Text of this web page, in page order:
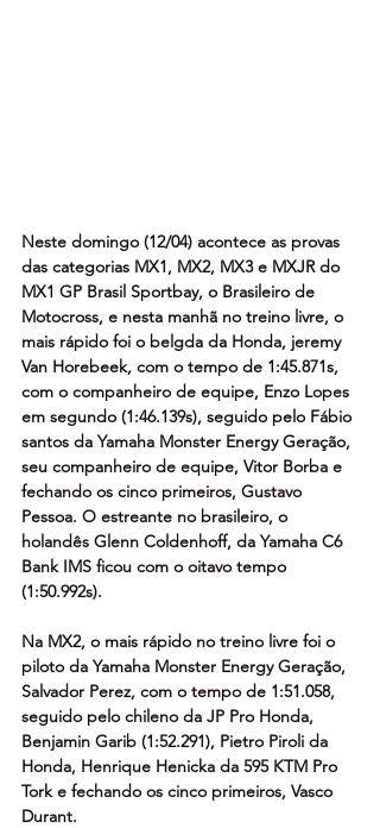
Neste domingo (12/04) acontece as provas
das categorias MX1, MX2, MX3 e MXJR do
MX1 GP Brasil Sportbay, o Brasileiro de
Motocross, e nesta manhã no treino livre, o
mais rápido foi o belgda da Honda, jeremy
Van Horebeek, com o tempo de 1:45.871s,
com o companheiro de equipe, Enzo Lopes
em segundo (1:46.139s), seguido pelo Fábio
santos da Yamaha Monster Energy Geração,
seu companheiro de equipe, Vitor Borba e
fechando os cinco primeiros, Gustavo
Pessoa. O estreante no brasileiro, o
holandês Glenn Coldenhoff, da Yamaha C6
Bank IMS ficou com o oitavo tempo
(1:50.992s).
Na MX2, o mais rápido no treino livre foi o
piloto da Yamaha Monster Energy Geração,
Salvador Perez, com o tempo de 1:51.058,
seguido pelo chileno da JP Pro Honda,
Benjamin Garib (1:52.291), Pietro Piroli da
Honda, Henrique Henicka da 595 KTM Pro
Tork e fechando os cinco primeiros, Vasco
Durant.